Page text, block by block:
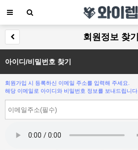
회원정보 찾기
아이디/비밀번호 찾기
회원가입 시 등록하신 이메일 주소를 입력해 주세요.
해당 이메일로 아이디와 비밀번호 정보를 보내드립니다.